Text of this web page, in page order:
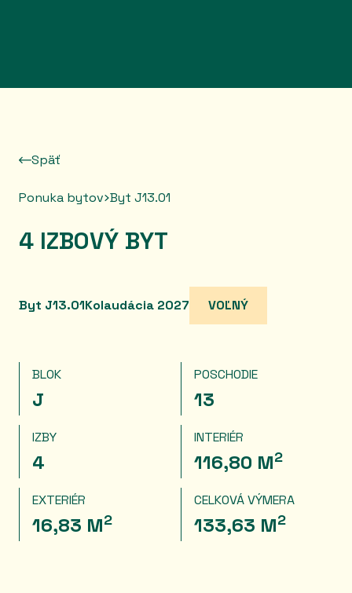
Späť
Ponuka bytov Byt J13.01
4 IZBOVÝ BYT
Byt J13.01Kolaudácia 2027 VOĽNÝ
BLOK
J
POSCHODIE
13
IZBY
4
INTERIÉR
116,80 M2
EXTERIÉR
16,83 M2
CELKOVÁ VÝMERA
133,63 M2